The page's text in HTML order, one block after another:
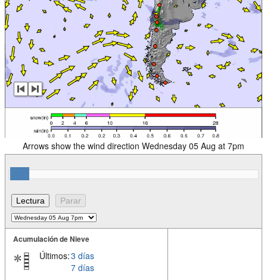
Arrows show the wind direction Wednesday 05 Aug at 7pm
Acumulación de Nieve
Últimos:3 días
7 días